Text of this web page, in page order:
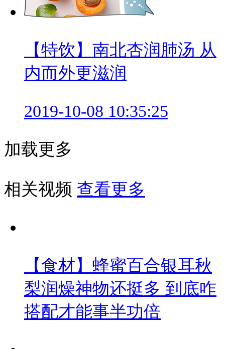
【特饮】南北杏润肺汤 从
内而外更滋润
2019-10-08 10:35:25
加载更多
相关视频 查看更多
【食材】蜂蜜百合银耳秋
梨润燥神物还挺多 到底咋
搭配才能事半功倍